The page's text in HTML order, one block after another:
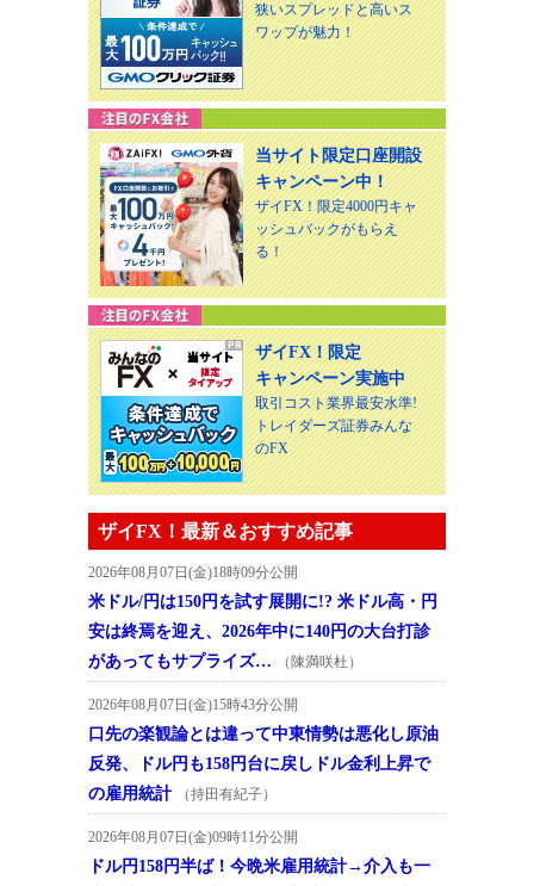
狭いスプレッドと高いス
ワップが魅力！
当サイト限定口座開設
キャンペーン中！
ザイFX！限定4000円キャ
ッシュバックがもらえ
る！
ザイFX！限定
キャンペーン実施中
取引コスト業界最安水準!
トレイダーズ証券みんな
のFX
ザイFX！最新＆おすすめ記事
2026年08月07日(金)18時09分公開
米ドル/円は150円を試す展開に!? 米ドル高・円
安は終焉を迎え、2026年中に140円の大台打診
があってもサプライズ…
（陳満咲杜）
2026年08月07日(金)15時43分公開
口先の楽観論とは違って中東情勢は悪化し原油
反発、ドル円も158円台に戻しドル金利上昇で
の雇用統計
（持田有紀子）
2026年08月07日(金)09時11分公開
ドル円158円半ば！今晩米雇用統計→介入も一